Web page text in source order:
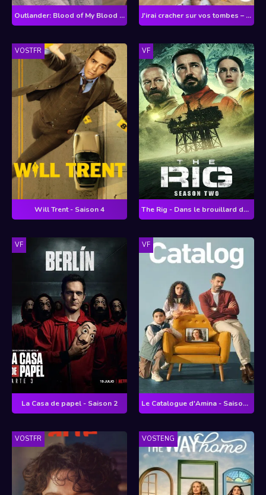
Outlander: Blood of My Blood - Saison 1 J'irai cracher sur vos tombes – Partie 1
VOSTFR
Will Trent - Saison 4
VF
The Rig - Dans le brouillard des abysses - Saison 2
VF
La Casa de papel - Saison 2
VF
Le Catalogue d'Amina - Saison 1
VOSTFR VOSTENG